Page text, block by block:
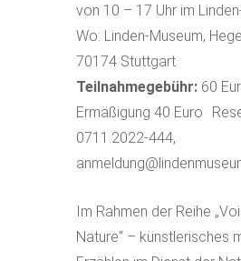
von 10 – 17 Uhr im
Wo: Linden-Museum,
70174 Stuttgart
Teilnahmegebühr: 60
Ermäßigung 40 Euro
0711.2022-444,
Im Rahmen der Reihe
Nature“ – künstlerisches